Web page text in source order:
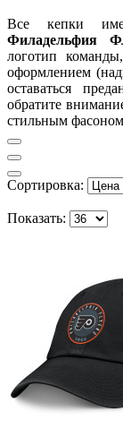
Все кепки
Филадельфия
логотип
оформлением
оставаться
обратите
стильным
Сортировка:
Показать: